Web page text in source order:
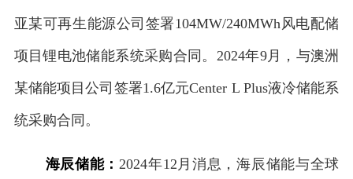
亚某可再生能源公司签署104MW/240MWh风电配储
项目锂电池储能系统采购合同。2024年9月，与澳洲
某储能项目公司签署1.6亿元Center L Plus液冷储能系
统采购合同。
海辰储能： 2024年12月消息，海辰储能与全球